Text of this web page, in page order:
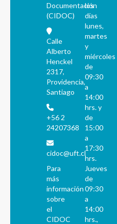
Documentación
(CIDOC)
Calle
Alberto
Henckel
2317,
Providencia,
Santiago
+56 2
24207368
cidoc@uft.cl
Para
más
información
sobre
el
CIDOC
los
días
lunes,
martes
y
miércoles
de
09:30
a
14:00
hrs. y
de
15:00
a
17:30
hrs.
Jueves
de
09:30
a
14:00
hrs.,